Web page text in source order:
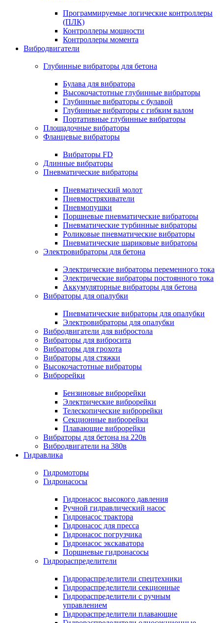
Программируемые логические контроллеры
(ПЛК)
Контроллеры мощности
Контроллеры момента
Вибродвигатели
Глубинные вибраторы для бетона
Булава для вибратора
Высокочастотные глубинные вибраторы
Глубинные вибраторы с булавой
Глубинные вибраторы с гибким валом
Портативные глубинные вибраторы
Площадочные вибраторы
Фланцевые вибраторы
Вибраторы FD
Длинные вибраторы
Пневматические вибраторы
Пневматический молот
Пневмостряхиватели
Пневмопушки
Поршневые пневматические вибраторы
Пневматические турбинные вибраторы
Роликовые пневматические вибраторы
Пневматические шариковые вибраторы
Электровибраторы для бетона
Электрические вибраторы переменного тока
Электрические вибраторы постоянного тока
Аккумуляторные вибраторы для бетона
Вибраторы для опалубки
Пневматические вибраторы для опалубки
Электровибраторы для опалубки
Вибродвигатели для вибростола
Вибраторы для вибросита
Вибраторы для грохота
Вибраторы для стяжки
Высокочастотные вибраторы
Виброрейки
Бензиновые виброрейки
Электрические виброрейки
Телескопические виброрейки
Секционные виброрейки
Плавающие виброрейки
Вибраторы для бетона на 220в
Вибродвигатели на 380в
Гидравлика
Гидромоторы
Гидронасосы
Гидронасос высокого давления
Ручной гидравлический насос
Гидронасос трактора
Гидронасос для пресса
Гидронасос погрузчика
Гидронасос экскаватора
Поршневые гидронасосы
Гидрораспределители
Гидрораспределители спецтехники
Гидрораспределители секционные
Гидрораспределители с ручным
управлением
Гидрораспределители плавающие